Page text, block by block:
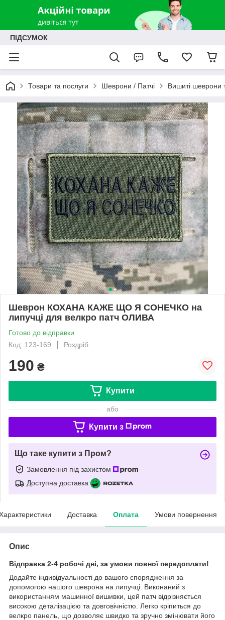
ПІДСУМОК
Товари та послуги Шеврони / Патчі Вишиті шеврони
Шеврон КОХАНА КАЖЕ ЩО Я СОНЕЧКО на
липучці для велкро патч ОЛИВА
Готово до відправки
Код: 123-169
Роздріб
190 ₴
Купити
або
Купити з
Що таке купити з Пром?
Замовлення під захистом
Доступна доставка
Доставка Оплата Умови повернення
Опис
Відправка 2-4 робочі дні, за умови повної передоплати!
Додайте індивідуальності до вашого спорядження за
допомогою нашого шеврона на липучці. Виконаний з
використанням машинної вишивки, цей патч відрізняється
високою деталізацією та довговічністю. Легко кріпиться до
велкро панель, що дозволяє швидко та зручно змінювати його